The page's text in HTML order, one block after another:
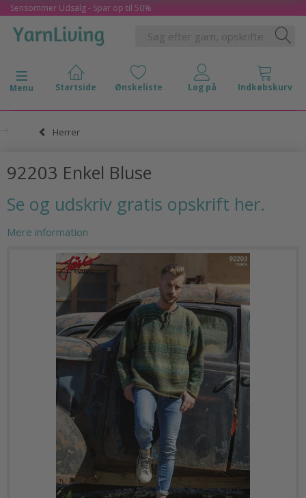
Sensommer Udsalg - Spar op til 50%
Skifte navigation
Menu
Herrer
92203 Enkel Bluse
Se og udskriv gratis opskrift her.
Mere information